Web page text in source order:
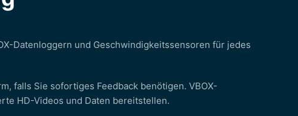
Datenloggern und Geschwindigkeitssensoren für jedes
falls Sie sofortiges Feedback benötigen. VBOX-
HD-Videos und Daten bereitstellen.